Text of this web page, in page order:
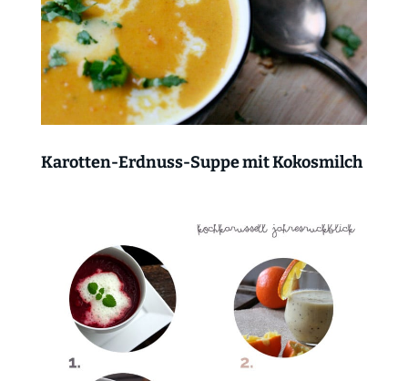
Karotten-Erdnuss-Suppe mit Kokosmilch